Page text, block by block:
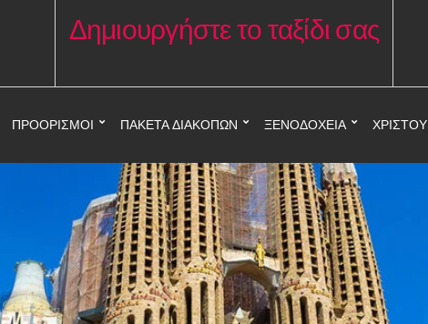
Δημιουργήστε το ταξίδι σας
ΠΡΟΟΡΙΣΜΟΊ ΠΑΚΈΤΑ ΔΙΑΚΟΠΏΝ ΞΕΝΟΔΟΧΕΊΑ